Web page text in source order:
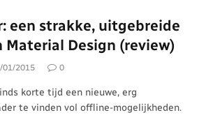
een strakke, uitgebreide
Material Design (review)
01/2015 0
korte tijd een nieuwe, erg
te vinden vol offline-mogelijkheden.